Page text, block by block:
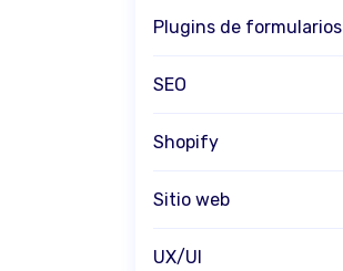
Plugins de formularios
SEO
Shopify
Sitio web
UX/UI